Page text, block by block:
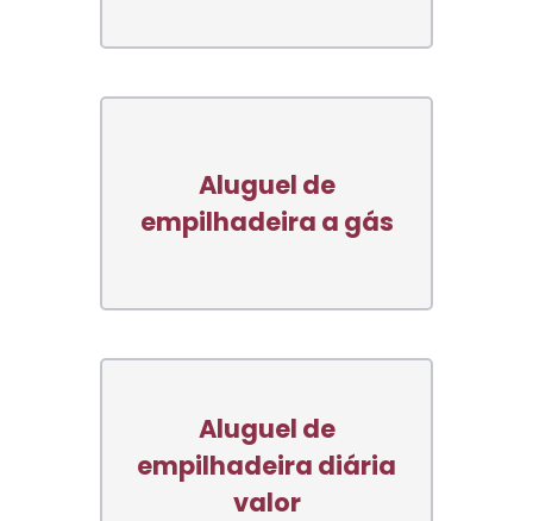
Aluguel de
empilhadeira a gás
Aluguel de
empilhadeira diária
valor